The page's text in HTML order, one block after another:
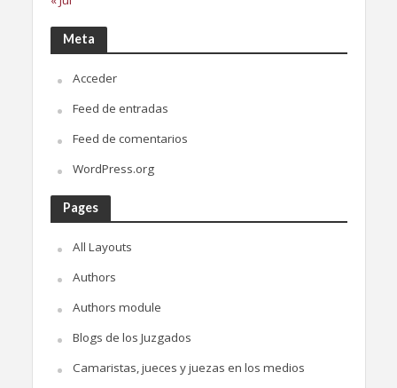
Meta
Acceder
Feed de entradas
Feed de comentarios
WordPress.org
Pages
All Layouts
Authors
Authors module
Blogs de los Juzgados
Camaristas, jueces y juezas en los medios